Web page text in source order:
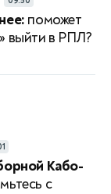
поможет
выйти в РПЛ?
Кабо-
с